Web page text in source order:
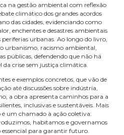
na gestão ambiental com reflexão
climático dos grandes acordos
das cidades, evidenciando como
enchentes e desastres ambientais
urbanas. Ao longo do livro,
urbanismo, racismo ambiental,
públicas, defendendo que não há
crise sem justiça climática.
e exemplos concretos, que vão de
até discussões sobre indústria,
a obra apresenta caminhos para a
inclusivas e sustentáveis. Mais
um chamado à ação coletiva:
habitamos e governamos
essencial para garantir futuro.